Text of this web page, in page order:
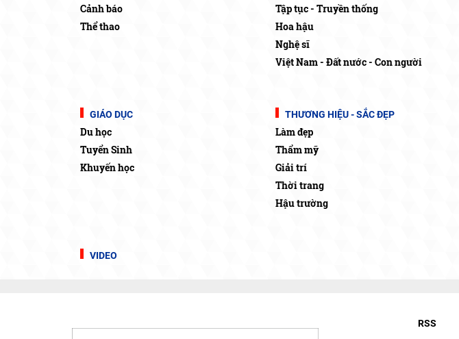
Cảnh báo
Thể thao
Tập tục - Truyền thống
Hoa hậu
Nghệ sĩ
Việt Nam - Đất nước - Con người
GIÁO DỤC
Du học
Tuyển Sinh
Khuyến học
THƯƠNG HIỆU - SẮC ĐẸP
Làm đẹp
Thẩm mỹ
Giải trí
Thời trang
Hậu trường
VIDEO
RSS